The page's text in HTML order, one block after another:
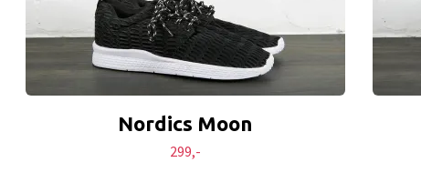
Nordics Moon
299,-